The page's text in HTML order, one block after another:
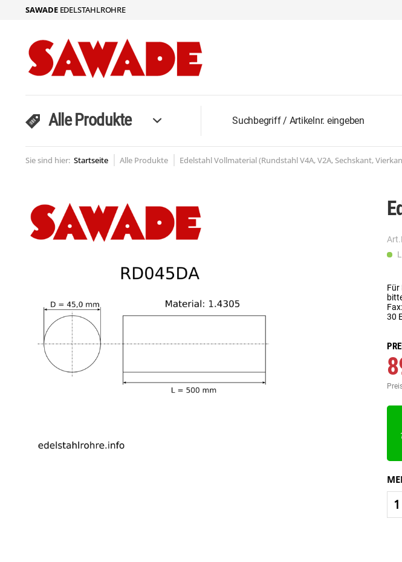
SAWADEEDELSTAHLROHRE
Alle Produkte
Sie sind hier: Startseite Alle Produkte Edelstahl Vollmaterial (Rundstahl V4A, V2A, Sechskant,
Für
30